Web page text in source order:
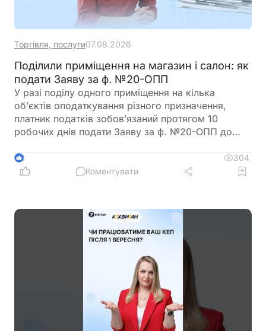
Торгівля, послуги07.08.2026
Поділили приміщення на магазин і салон: як
подати Заяву за ф. №20-ОПП
У разі поділу одного приміщення на кілька
об’єктів оподаткування різного призначення,
платник податків зобов’язаний протягом 10
робочих днів подати Заяву за ф. №20-ОПП до
інформацію про закриття попереднього об’єкта і
створення нових у різних рядках, кожному з яких
3
304
Коментувати